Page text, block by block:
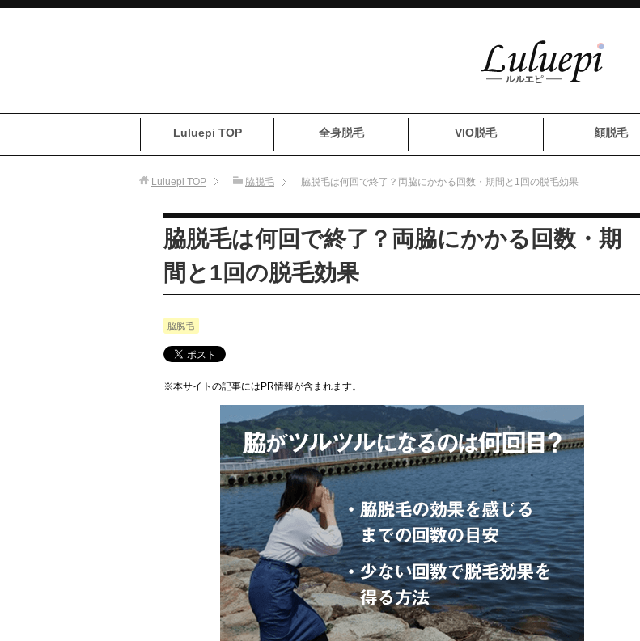
Luluepi TOP 全身脱毛 VIO脱毛 顔脱毛
Luluepi TOP 脇脱毛 脇脱毛は何回で終了？両脇にかかる回数・期間と1回の脱毛効果
脇脱毛は何回で終了？両脇にかかる回数・期
間と1回の脱毛効果
脇脱毛
※本サイトの記事にはPR情報が含まれます。